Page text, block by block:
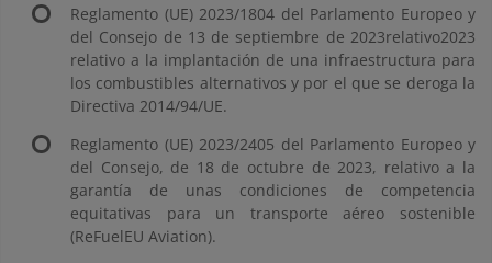
Reglamento (UE) 2023/1804 del Parlamento Europeo y
del Consejo de 13 de septiembre de 2023relativo2023
relativo a la implantación de una infraestructura para
los combustibles alternativos y por el que se deroga la
Directiva 2014/94/UE.
Reglamento (UE) 2023/2405 del Parlamento Europeo y
del Consejo, de 18 de octubre de 2023, relativo a la
garantía de unas condiciones de competencia
equitativas para un transporte aéreo sostenible
(ReFuelEU Aviation).